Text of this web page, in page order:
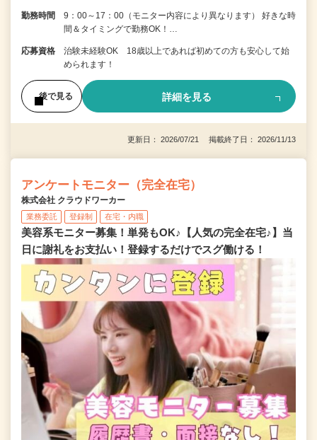
勤務時間
9：00～17：00（モニター内容により異なります） 好きな時
間＆タイミングで勤務OK！…
応募資格
治験未経験OK 18歳以上であれば初めての方も安心して始
められます！
後で見る 詳細を見る
更新日： 2026/07/21 掲載終了日： 2026/11/13
アンケートモニター（完全在宅）
株式会社 クラウドワーカー
業務委託 登録制 在宅・内職
美容系モニター募集！単発もOK♪【人気の完全在宅♪】当
日に謝礼をお支払い！登録するだけでスグ働ける！